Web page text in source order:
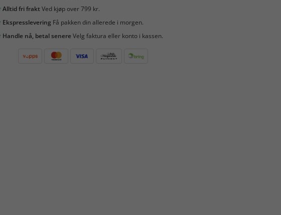
Alltid fri fraktVed kjøp over 799 kr.
EkspressleveringFå pakken din allerede i morgen.
Handle nå, betal senereVelg faktura eller konto i kassen.